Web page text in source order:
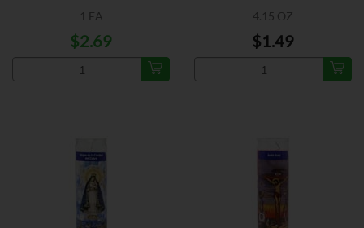
1 EA
$2.69
4.15 OZ
$1.49